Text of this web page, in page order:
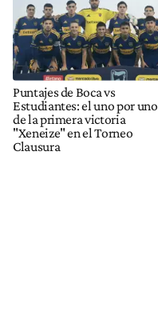
Puntajes de Boca vs
Estudiantes: el uno por uno
de la primera victoria
"Xeneize" en el Torneo
Clausura